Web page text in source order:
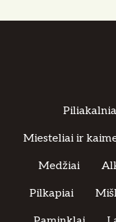
Miesteliai ir
Medžiai
Pilkapiai